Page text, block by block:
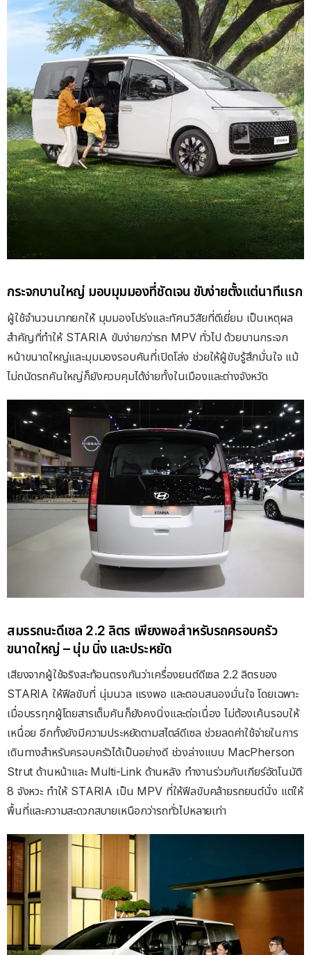
กระจกบานใหญ่ มอบมุมมองที่ชัดเจน ขับง่ายตั้งแต่นาทีแรก
ผู้ใช้จำนวนมากยกให้ มุมมองโปร่งและทัศนวิสัยที่ดีเยี่ยม เป็นเหตุผล
สำคัญที่ทำให้STARIA ขับง่ายกว่ารถ MPV ทั่วไป ด้วยบานกระจก
หน้าขนาดใหญ่และมุมมองรอบคันที่เปิดโล่ง ช่วยให้ผู้ขับรู้สึกมั่นใจ แม้
ไม่ถนัดรถคันใหญ่ก็ยังควบคุมได้ง่ายทั้งในเมืองและต่างจังหวัด
สมรรถนะดีเซล 2.2 ลิตร เพียงพอสำหรับรถครอบครัว
ขนาดใหญ่ – นุ่ม นิ่ง และประหยัด
เสียงจากผู้ใช้จริงสะท้อนตรงกันว่าเครื่องยนต์ดีเซล 2.2ลิตรของ
STARIA ให้ฟีลขับที่ นุ่มนวล แรงพอ และตอบสนองมั่นใจ โดยเฉพาะ
เมื่อบรรทุกผู้โดยสารเต็มคันก็ยังคงนิ่งและต่อเนื่อง ไม่ต้องเค้นรอบให้
เหนื่อย อีกทั้งยังมีความประหยัดตามสไตล์ดีเซล ช่วยลดค่าใช้จ่ายในการ
เดินทางสำหรับครอบครัวได้เป็นอย่างดี ช่วงล่างแบบ MacPherson
Strutด้านหน้าและMulti-Link ด้านหลัง ทำงานร่วมกับเกียร์อัตโนมัติ
8 จังหวะ ทำให้STARIA เป็น MPV ที่ให้ฟีลขับคล้ายรถยนต์นั่ง แต่ให้
พื้นที่และความสะดวกสบายเหนือกว่ารถทั่วไปหลายเท่า